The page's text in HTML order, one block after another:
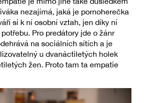
nezajímá, jaká je pornoherečka
si k ní osobní vztah, jen díky ní
Pro predátory jde o žánr
na sociálních sítích a je
u dvanáctiletých holek
žen. Proto tam ta empatie